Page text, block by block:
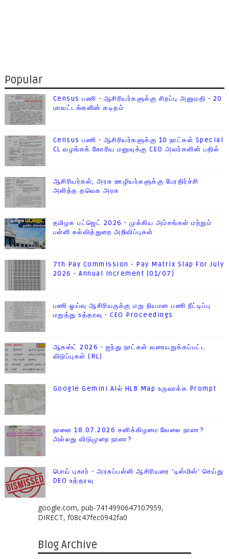
Popular
Census பணி - ஆசிரியர்களுக்கு சிறப்பு அனுமதி - 20
மாவட்டங்களின் கடிதம்
Census பணி - ஆசிரியர்களுக்கு 10 நாட்கள் Special
CL வழங்கக் கோரிய மனுவுக்கு CEO அவர்களின் பதில்
ஆசிரியர்கள், அரசு ஊழியர்களுக்கு பேரதிர்ச்சி
அளித்த தவெக அரசு
தமிழக பட்ஜெட் 2026 - முக்கிய அம்சங்கள் மற்றும்
பள்ளி கல்வித்துறை அறிவிப்புகள்
7th Pay Commission - Pay Matrix Slap For July
2026 - Annual Increment (01/07)
பணி ஓய்வு ஆசிரியருக்கு மறு நியமன பணி நீட்டிப்பு
மறுத்து உத்தரவு - CEO Proceedings
ஆகஸ்ட் 2026 - ஐந்து நாட்கள் வரையறுக்கப்பட்ட
விடுப்புகள் (RL)
Google Gemini AIல் HLB Map உருவாக்க Prompt
நாளை 18.07.2026 சனிக்கிழமை வேலை நாளா?
அல்லது விடுமுறை நாளா?
பொய் புகார் - அரசுப்பள்ளி ஆசிரியரை 'டிஸ்மிஸ்' செய்து
DEO உத்தரவு
google.com, pub-7414990647107959,
DIRECT, f08c47fec0942fa0
Blog Archive